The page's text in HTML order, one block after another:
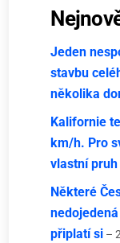
Jeden
stavbu
několika
Kalifornie
km/h. Pro
vlastní
Některé
připlatí si –